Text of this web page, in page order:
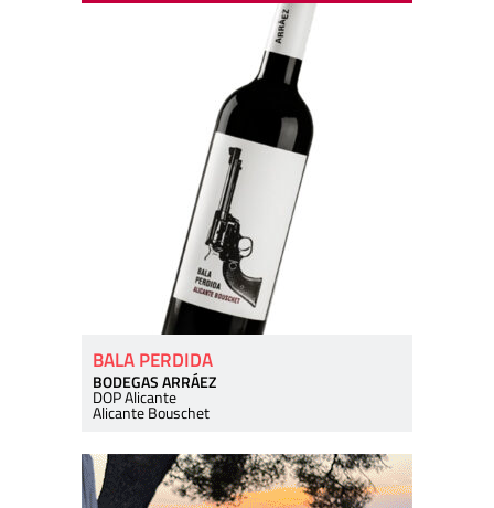
BALA PERDIDA
BODEGAS ARRÁEZ
DOP Alicante
Alicante Bouschet